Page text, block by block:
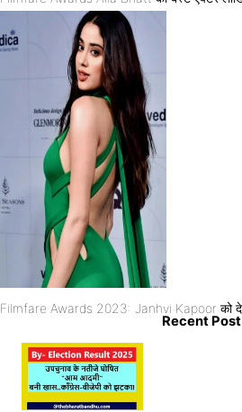
Filmfare Awards 2023: Janhvi Kapoor को
Recent Post